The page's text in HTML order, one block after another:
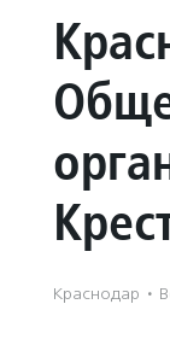
Краснодар ·